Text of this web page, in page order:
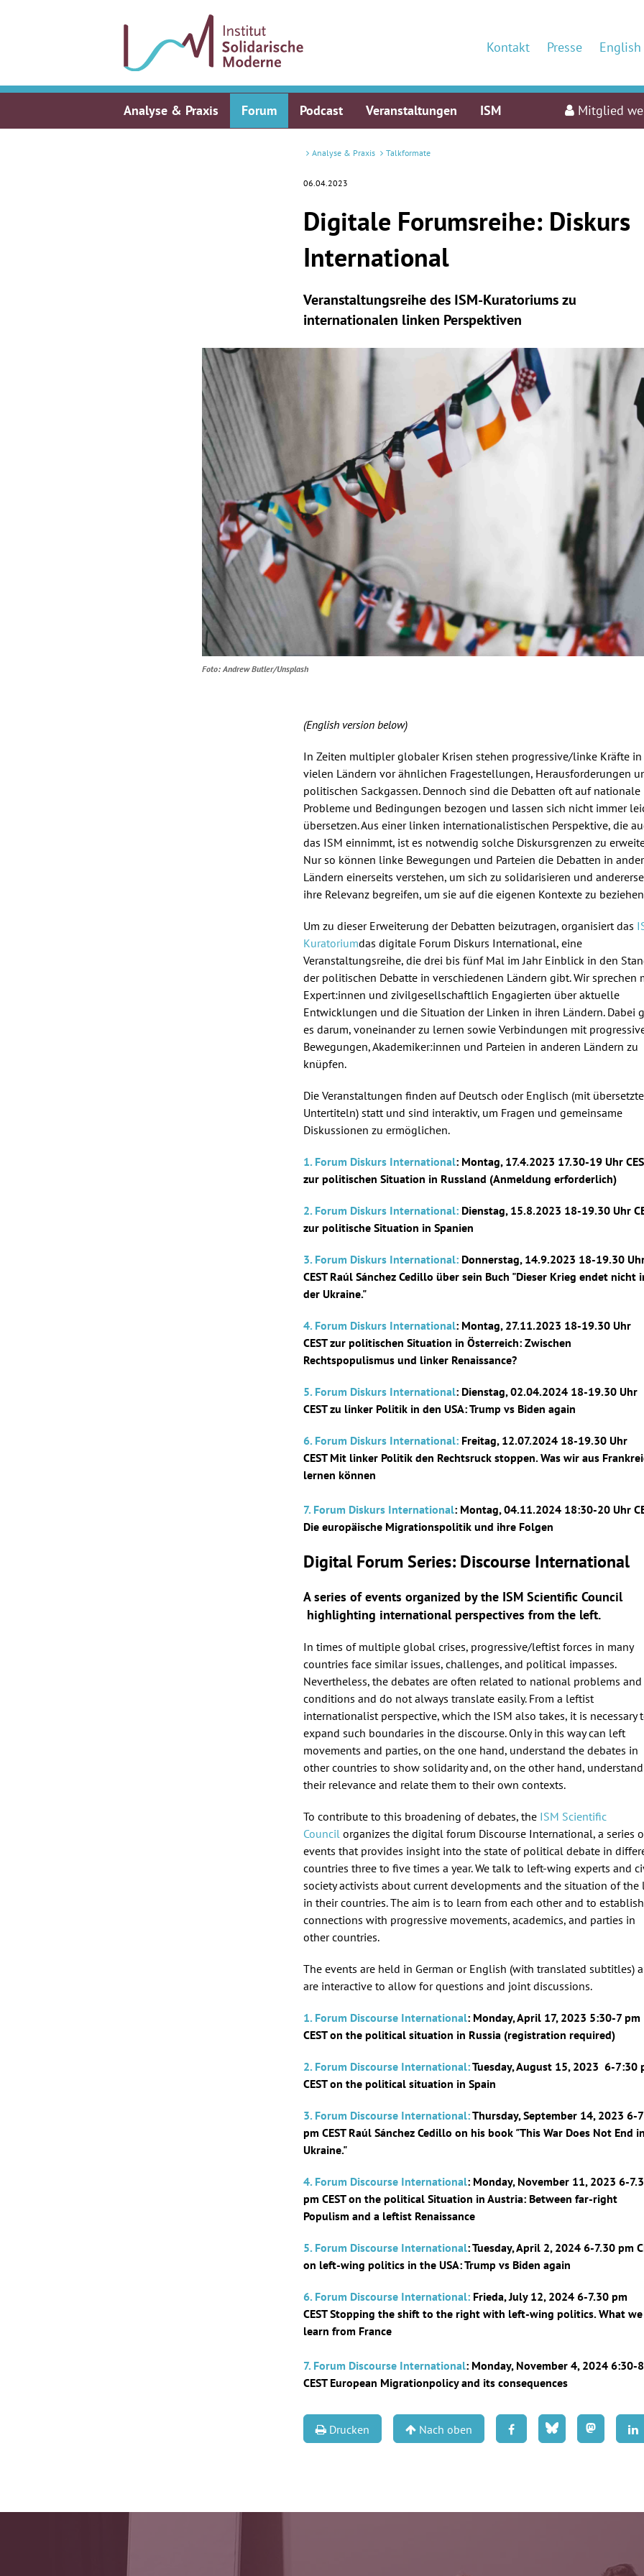
Analyse & Praxis Forum Podcast Veranstaltungen ISM Mitglied
Kontakt Presse English
Analyse & Praxis Talkformate
06.04.2023
Digitale Forumsreihe: Diskurs
International
Veranstaltungsreihe des ISM-Kuratoriums zu
internationalen linken Perspektiven
Foto: Andrew Butler/Unsplash
(English version below)
In Zeiten multipler globaler Krisen stehen progressive/linke Kräfte in
vielen Ländern vor ähnlichen Fragestellungen, Herausforderungen
politischen Sackgassen. Dennoch sind die Debatten oft auf nationale
Probleme und Bedingungen bezogen und lassen sich nicht immer
übersetzen. Aus einer linken internationalistischen Perspektive, die
das ISM einnimmt, ist es notwendig solche Diskursgrenzen zu
Nur so können linke Bewegungen und Parteien die Debatten in
Ländern einerseits verstehen, um sich zu solidarisieren und
ihre Relevanz begreifen, um sie auf die eigenen Kontexte zu
Um zu dieser Erweiterung der Debatten beizutragen, organisiert das
Kuratoriumdas digitale Forum Diskurs International, eine
Veranstaltungsreihe, die drei bis fünf Mal im Jahr Einblick in den
der politischen Debatte in verschiedenen Ländern gibt. Wir sprechen
Expert:innen und zivilgesellschaftlich Engagierten über aktuelle
Entwicklungen und die Situation der Linken in ihren Ländern. Dabei
es darum, voneinander zu lernen sowie Verbindungen mit
Bewegungen, Akademiker:innen und Parteien in anderen Ländern zu
knüpfen.
Die Veranstaltungen finden auf Deutsch oder Englisch (mit
Untertiteln) statt und sind interaktiv, um Fragen und gemeinsame
Diskussionen zu ermöglichen.
1. Forum Diskurs International: Montag, 17.4.2023 17.30-19 Uhr
zur politischen Situation in Russland (Anmeldung erforderlich)
2. Forum Diskurs International: Dienstag, 15.8.2023 18-19.30 Uhr
zur politische Situation in Spanien
3. Forum Diskurs International: Donnerstag, 14.9.2023 18-19.30
CEST Raúl Sánchez Cedillo über sein Buch "Dieser Krieg endet nicht
der Ukraine."
4. Forum Diskurs International: Montag, 27.11.2023 18-19.30 Uhr
CEST zur politischen Situation in Österreich: Zwischen
Rechtspopulismus und linker Renaissance?
5. Forum Diskurs International: Dienstag, 02.04.2024 18-19.30 Uhr
CEST zu linker Politik in den USA: Trump vs Biden again
6. Forum Diskurs International: Freitag, 12.07.2024 18-19.30 Uhr
CEST Mit linker Politik den Rechtsruck stoppen. Was wir aus
lernen können
7. Forum Diskurs International: Montag, 04.11.2024 18:30-20 Uhr
Die europäische Migrationspolitik und ihre Folgen
Digital Forum Series: Discourse International
A series of events organized by the ISM Scientific Council
highlighting international perspectives from the left.
In times of multiple global crises, progressive/leftist forces in many
countries face similar issues, challenges, and political impasses.
Nevertheless, the debates are often related to national problems and
conditions and do not always translate easily. From a leftist
internationalist perspective, which the ISM also takes, it is necessary
expand such boundaries in the discourse. Only in this way can left
movements and parties, on the one hand, understand the debates in
other countries to show solidarity and, on the other hand, understand
their relevance and relate them to their own contexts.
To contribute to this broadening of debates, the ISM Scientific
Council organizes the digital forum Discourse International, a series
events that provides insight into the state of political debate in
countries three to five times a year. We talk to left-wing experts and
society activists about current developments and the situation of the
in their countries. The aim is to learn from each other and to establish
connections with progressive movements, academics, and parties in
other countries.
The events are held in German or English (with translated subtitles)
are interactive to allow for questions and joint discussions.
1. Forum Discourse International: Monday, April 17, 2023 5:30-7 pm
CEST on the political situation in Russia (registration required)
2. Forum Discourse International:Tuesday, August 15, 2023 6-7:30
CEST on the political situation in Spain
3. Forum Discourse International:Thursday, September 14, 2023 6-
pm CEST Raúl Sánchez Cedillo on his book "This War Does Not End in
Ukraine."
4. Forum Discourse International: Monday, November 11, 2023 6-
pm CEST on the political Situation in Austria: Between far-right
Populism and a leftist Renaissance
5. Forum Discourse International: Tuesday, April 2, 2024 6-7.30 pm
on left-wing politics in the USA: Trump vs Biden again
6. Forum Discourse International: Frieda, July 12, 2024 6-7.30 pm
CEST Stopping the shift to the right with left-wing politics. What we
learn from France
7. Forum Discourse International: Monday, November 4, 2024 6:30-
CEST European Migrationpolicy and its consequences
Drucken Nach oben